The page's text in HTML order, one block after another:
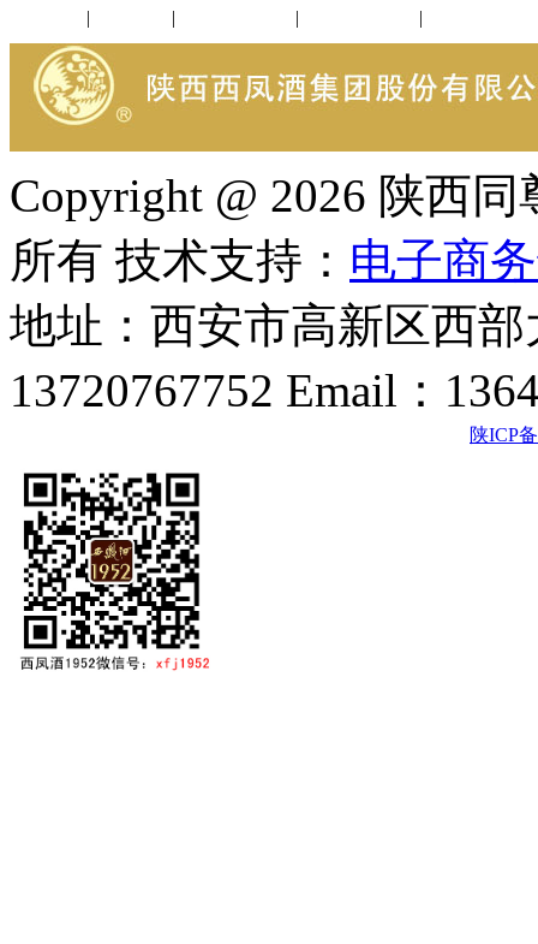
| | | |
Copyright @ 2026 陕西
所有 技术支持： 电子商
地址：西安市高新区西
13720767752 Email：
陕ICP